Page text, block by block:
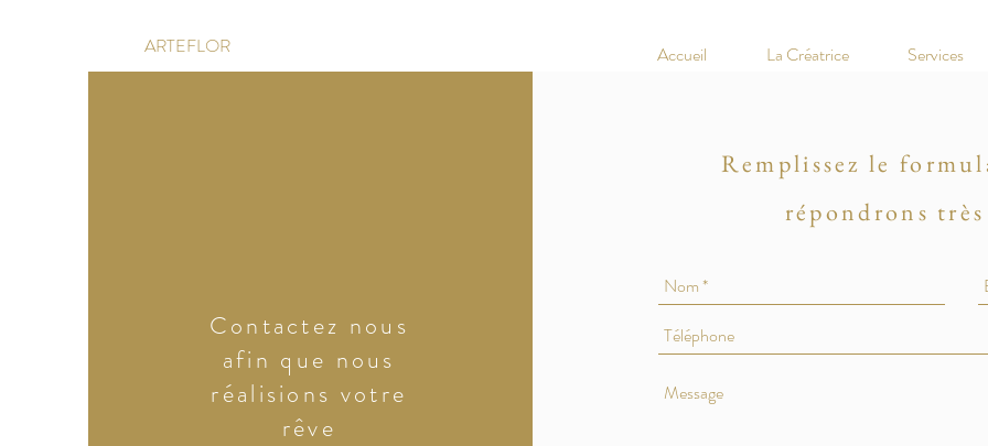
ARTEFLOR Accueil La Créatrice Services
Contactez nous
afin que nous
réalisions votre
rêve
Remplissez le
répondrons